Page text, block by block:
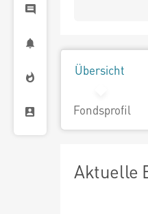
Übersicht
Fondsprofil
Aktuelle